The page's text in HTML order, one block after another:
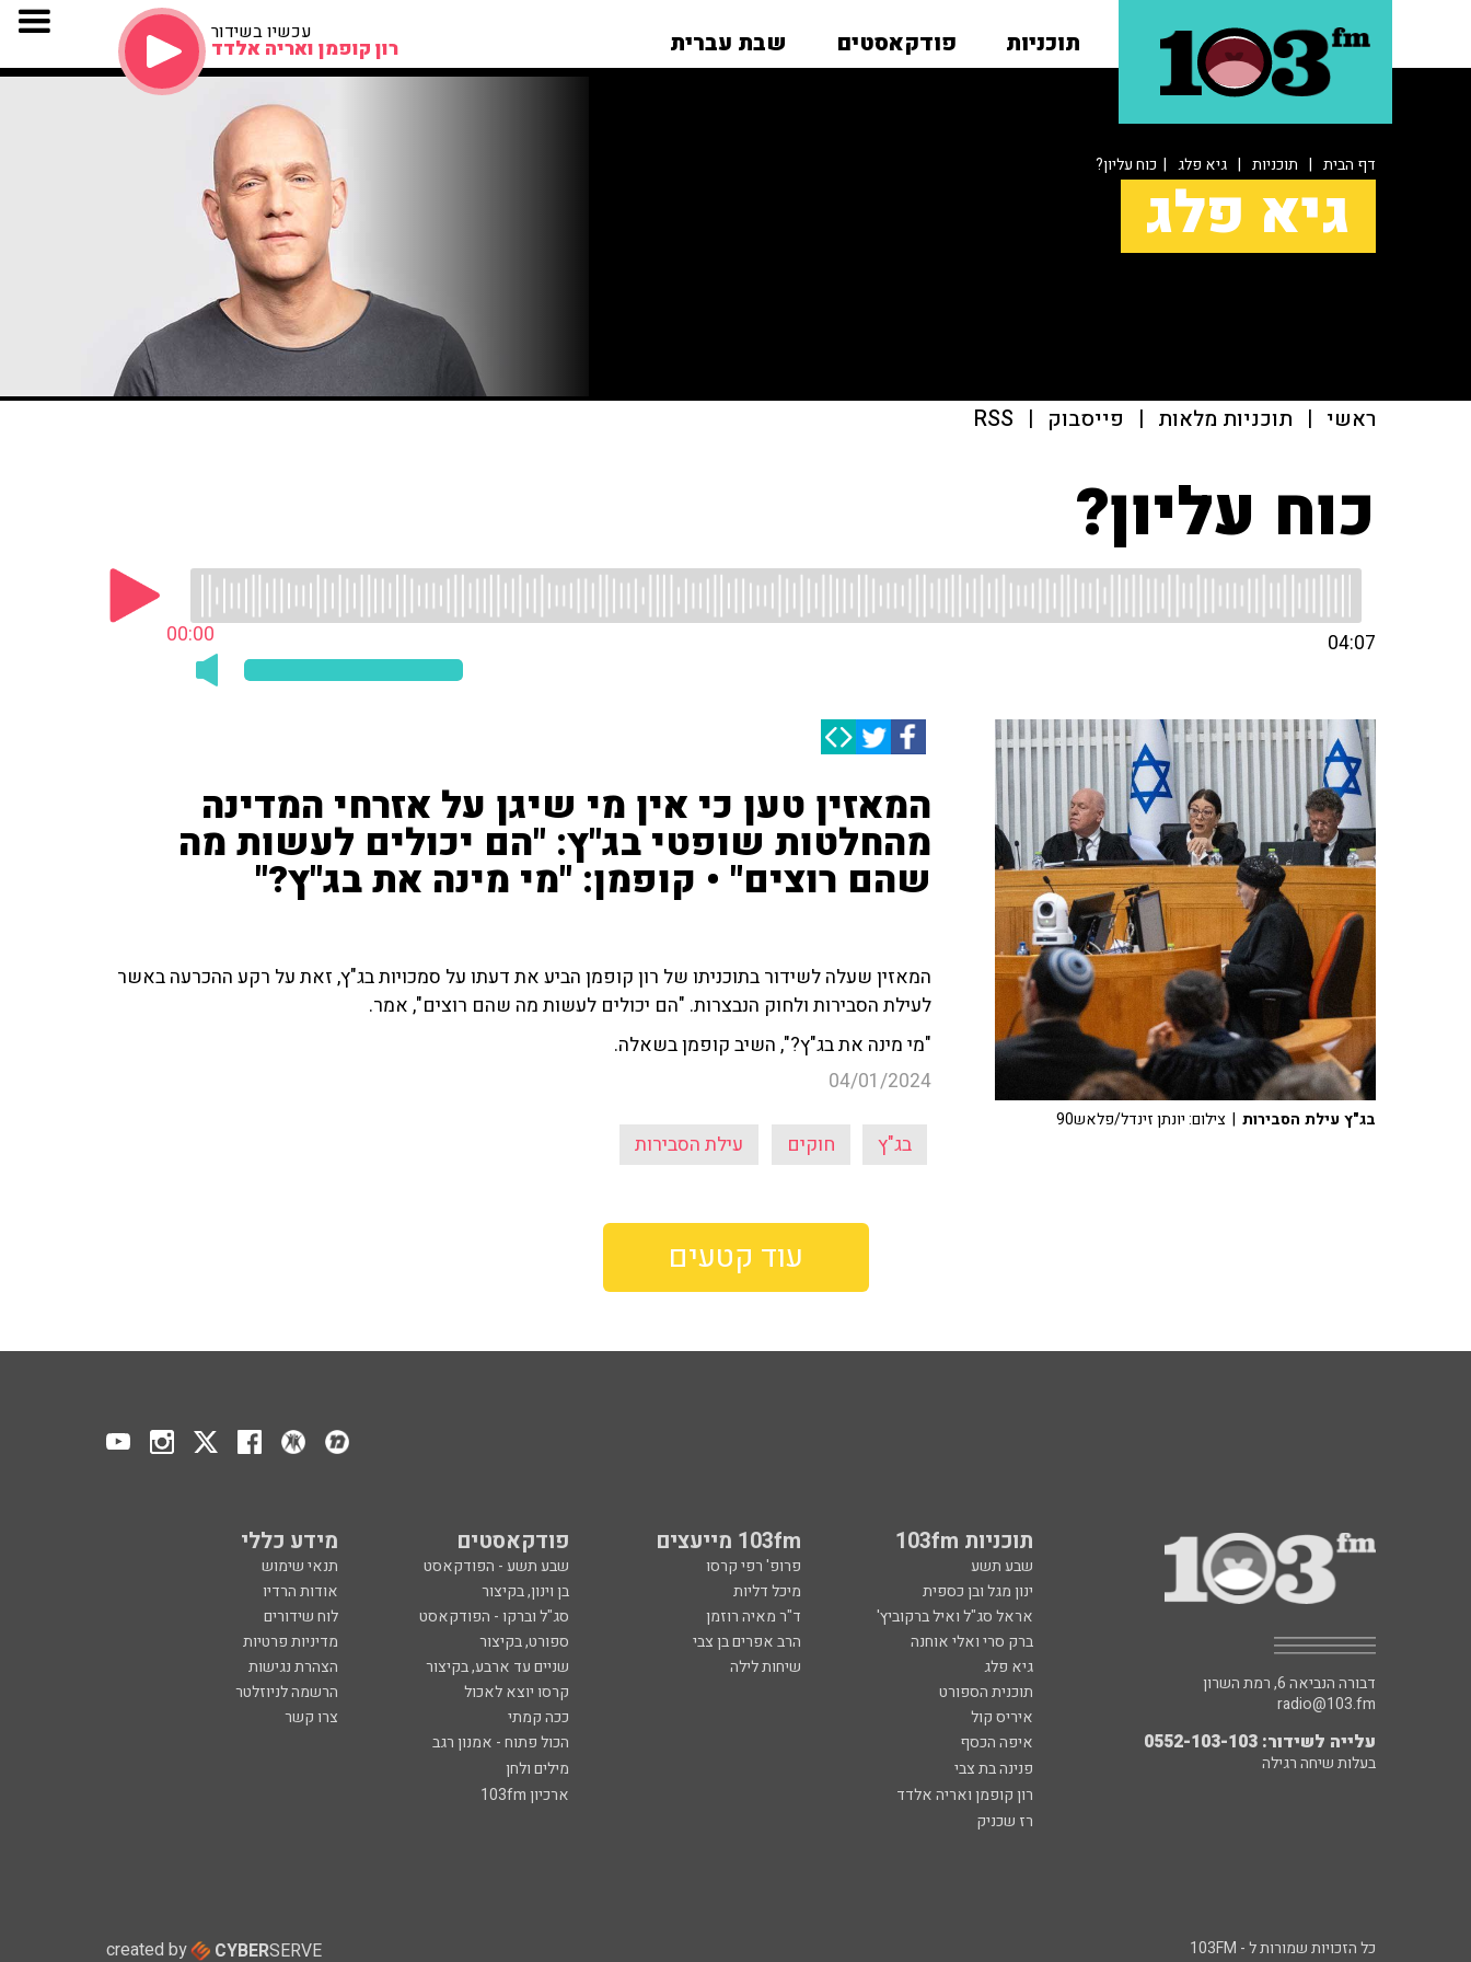
תוכניות פודקאסטים שבת עברית עכשיו בשידור
רון קופמן ואריה אלדד
דף הבית | תוכניות | גיא פלג | כוח עליון?
גיא פלג
ראשי | תוכניות מלאות | פייסבוק |
RSS
כוח עליון?
00:00 04:07
המאזין טען כי אין מי שיגן על אזרחי המדינה
מהחלטות שופטי בג"ץ: "הם יכולים לעשות מה
שהם רוצים" • קופמן: "מי מינה את בג"ץ?"
המאזין שעלה לשידור בתוכניתו של רון קופמן הביע את דעתו על סמכויות בג"ץ, זאת על רקע ההכרעה באשר
לעילת הסבירות ולחוק הנבצרות. "הם יכולים לעשות מה שהם רוצים", אמר.
"מי מינה את בג"ץ?", השיב קופמן בשאלה.
04/01/2024
בג"ץ חוקים עילת הסבירות
בג"ץ עילת הסבירות | צילום: יונתן זינדל/פלאש90
עוד קטעים
תוכניות 103fm 103fm מייעצים פודקאסטים מידע כללי
שבע תשע פרופ' רפי קרסו שבע תשע - הפודקאסט
תנאי שימוש
ינון מגל ובן כספית
מיכל דליות בן וינון, בקיצור
אודות הרדיו
אראל סג"ל ואיל ברקוביץ'
ד"ר מאיה רוזמן סג"ל וברקו - הפודקאסט
לוח שידורים
ברק סרי ואלי אוחנה
הרב אפרים בן צבי ספורט, בקיצור
מדיניות פרטיות
גיא פלג
שיחות לילה שניים עד ארבע, בקיצור
הצהרת נגישות
תוכנית הספורט
קרסו יוצא לאכול
הרשמה לניוזלטר
איריס קול
ככה קמתי
צרו קשר
איפה הכסף
הכול פתוח - אמנון רגב
פנינה בת צבי
מילים ולחן
רון קופמן ואריה אלדד
ארכיון 103fm
רז שכניק
דבורה הנביאה 6, רמת השרון
radio@103.fm
עלייה לשידור: 0552-103-103
בעלות שיחה רגילה
כל הזכויות שמורות ל - 103FM created by CYBERSERVE